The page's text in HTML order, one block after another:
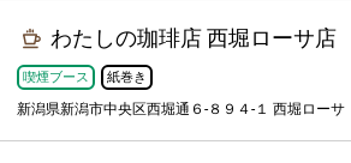
わたしの珈琲店 西堀ローサ店
喫煙ブース 紙巻き
新潟県新潟市中央区西堀通６-８９４-１ 西堀ローサ